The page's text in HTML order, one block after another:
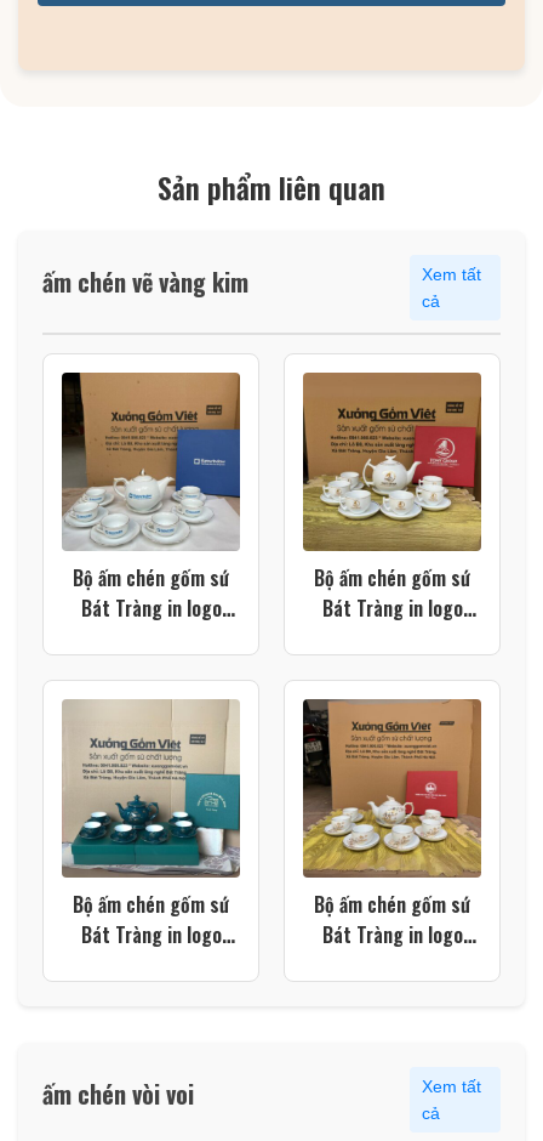
Sản phẩm liên quan
ấm chén vẽ vàng kim
Xem tất
cả
Bộ ấm chén gốm sứ
Bát Tràng in logo
AC119
Bộ ấm chén gốm sứ
Bát Tràng in logo
Bộ ấm chén gốm sứ
Bát Tràng in logo
Bộ ấm chén gốm sứ
Bát Tràng in logo
ấm chén vòi voi
Xem tất
cả